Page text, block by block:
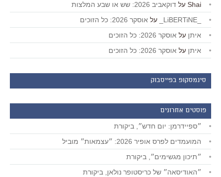
Shai על דוקאביב 2026: שש או שבע המלצות
על אוסקר 2026: כל הזוכים
איתן על אוסקר 2026: כל הזוכים
איתן על אוסקר 2026: כל הזוכים
סינמסקופ בפייסבוק
פוסטים אחרונים
״ספיידרמן: יום חדש״, ביקורת
המועמדים לפרס אופיר 2026: ״עצמאות״ מוביל
״תיכון מגשימים״, ביקורת
״האודיסאה״ של כריסטופר נולאן, ביקורת